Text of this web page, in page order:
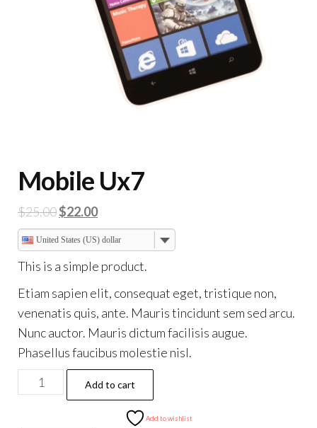
Mobile Ux7
$25.00Original
price
was:
$25.00.
$22.00Current
price
is:
$22.00.
United States (US) dollar
This is a simple product.
Etiam sapien elit, consequat eget, tristique non,
venenatis quis, ante. Mauris tincidunt sem sed arcu.
Nunc auctor. Mauris dictum facilisis augue.
Phasellus faucibus molestie nisl.
Mobile
Ux7
Add to cart
Add to wishlist